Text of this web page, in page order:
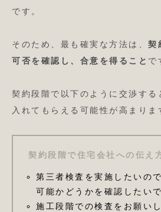
です。
そのため、最も確実な方法は、 契
可否を確認し、合意を得ること で
契約段階で以下のように交渉する
入れてもらえる可能性が高まりま
契約段階で住宅会社への伝え
第三者検査を実施したいの
可能かどうかを確認したい
施工段階での検査をお願い